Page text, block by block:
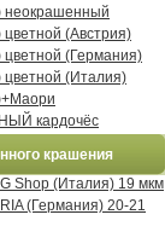
неокрашенный
(Австрия)
(Германия)
(Италия)
кардочёс
крашения
Shop (Италия) 19 мкм
(Германия) 20-21